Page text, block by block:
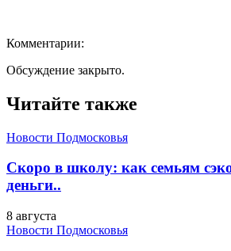
Комментарии:
Обсуждение закрыто.
Читайте также
Новости Подмосковья
Скоро в школу: как семьям
деньги..
8 августа
Новости Подмосковья